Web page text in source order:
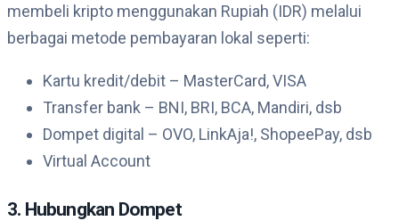
membeli kripto menggunakan Rupiah (IDR) melalui
berbagai metode pembayaran lokal seperti:
Kartu kredit/debit – MasterCard, VISA
Transfer bank – BNI, BRI, BCA, Mandiri, dsb
Dompet digital – OVO, LinkAja!, ShopeePay, dsb
Virtual Account
3. Hubungkan Dompet